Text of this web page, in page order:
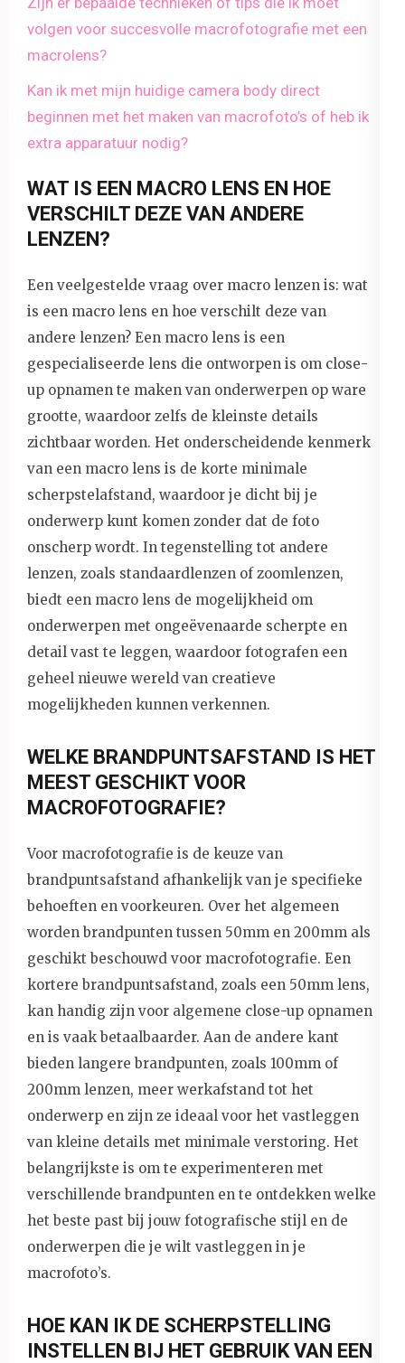
volgen voor succesvolle macrofotografie met een
macrolens?
Kan ik met mijn huidige camera body direct
beginnen met het maken van macrofoto’s of heb ik
extra apparatuur nodig?
WAT IS EEN MACRO LENS EN HOE
VERSCHILT DEZE VAN ANDERE
LENZEN?
Een veelgestelde vraag over macro lenzen is: wat
is een macro lens en hoe verschilt deze van
andere lenzen? Een macro lens is een
gespecialiseerde lens die ontworpen is om close-
up opnamen te maken van onderwerpen op ware
grootte, waardoor zelfs de kleinste details
zichtbaar worden. Het onderscheidende kenmerk
van een macro lens is de korte minimale
scherpstelafstand, waardoor je dicht bij je
onderwerp kunt komen zonder dat de foto
onscherp wordt. In tegenstelling tot andere
lenzen, zoals standaardlenzen of zoomlenzen,
biedt een macro lens de mogelijkheid om
onderwerpen met ongeëvenaarde scherpte en
detail vast te leggen, waardoor fotografen een
geheel nieuwe wereld van creatieve
mogelijkheden kunnen verkennen.
WELKE BRANDPUNTSAFSTAND IS HET
MEEST GESCHIKT VOOR
MACROFOTOGRAFIE?
Voor macrofotografie is de keuze van
brandpuntsafstand afhankelijk van je specifieke
behoeften en voorkeuren. Over het algemeen
worden brandpunten tussen 50mm en 200mm als
geschikt beschouwd voor macrofotografie. Een
kortere brandpuntsafstand, zoals een 50mm lens,
kan handig zijn voor algemene close-up opnamen
en is vaak betaalbaarder. Aan de andere kant
bieden langere brandpunten, zoals 100mm of
200mm lenzen, meer werkafstand tot het
onderwerp en zijn ze ideaal voor het vastleggen
van kleine details met minimale verstoring. Het
belangrijkste is om te experimenteren met
verschillende brandpunten en te ontdekken welke
het beste past bij jouw fotografische stijl en de
onderwerpen die je wilt vastleggen in je
macrofoto’s.
HOE KAN IK DE SCHERPSTELLING
INSTELLEN BIJ HET GEBRUIK VAN EEN